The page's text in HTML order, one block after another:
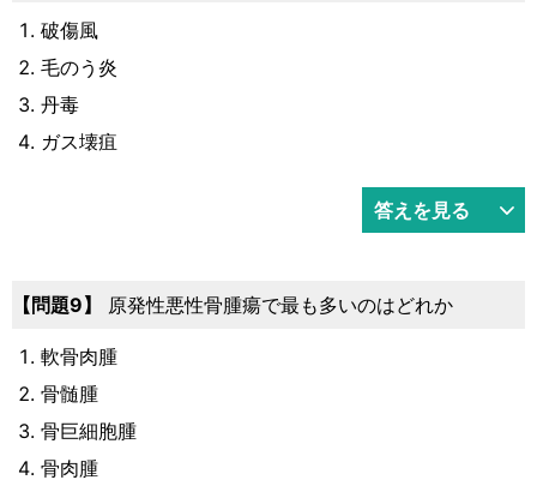
破傷風
毛のう炎
丹毒
ガス壊疽
答えを見る
9 原発性悪性骨腫瘍で最も多いのはどれか
軟骨肉腫
骨髄腫
骨巨細胞腫
骨肉腫